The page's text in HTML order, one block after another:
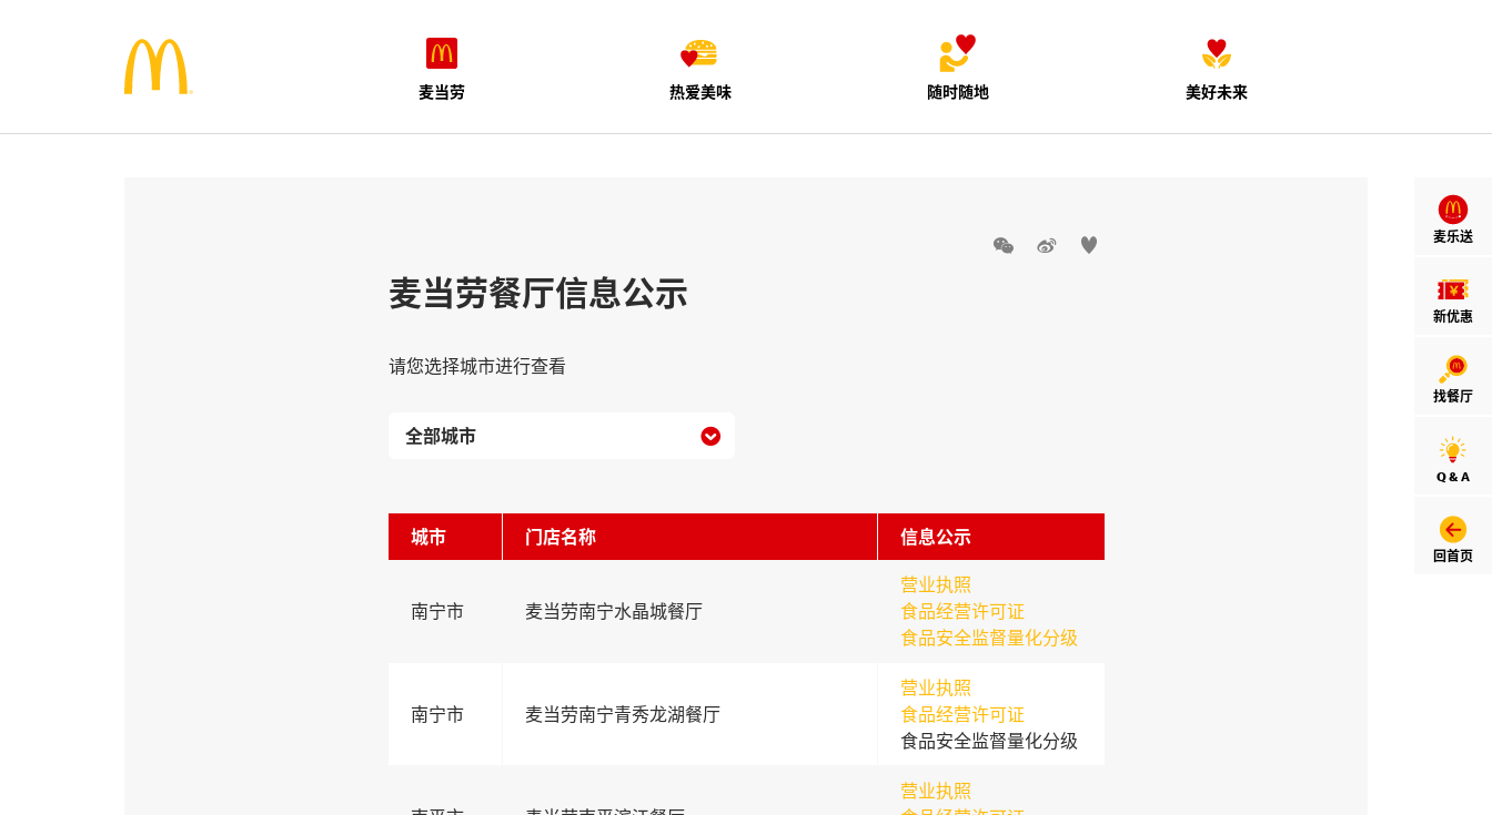
麦当劳 热爱美味 随时随地 美好未来
麦乐送
新优惠
找餐厅
Q & A
回首页
  
麦当劳餐厅信息公示
请您选择城市进行查看

城市 门店名称 信息公示
南宁市 麦当劳南宁水晶城餐厅
营业执照
食品经营许可证
食品安全监督量化分级
南宁市 麦当劳南宁青秀龙湖餐厅
营业执照
食品经营许可证
食品安全监督量化分级
营业执照